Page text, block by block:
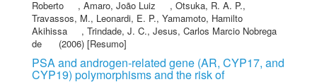
Roberto
, Amaro, João Luiz , Otsuka, R. A. P.,
Travassos, M., Leonardi, E. P., Yamamoto, Hamilto
Akihissa
, Trindade, J. C., Jesus, Carlos Marcio Nobrega
de
(2006) [Resumo]
PSA and androgen-related gene (AR, CYP17, and
CYP19) polymorphisms and the risk of